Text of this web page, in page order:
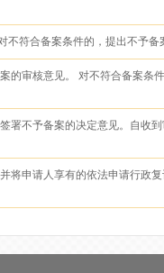
符合备案条件的，提出不予备
的审核意见。 对不符合备案条
署不予备案的决定意见。自收
将申请人享有的依法申请行政